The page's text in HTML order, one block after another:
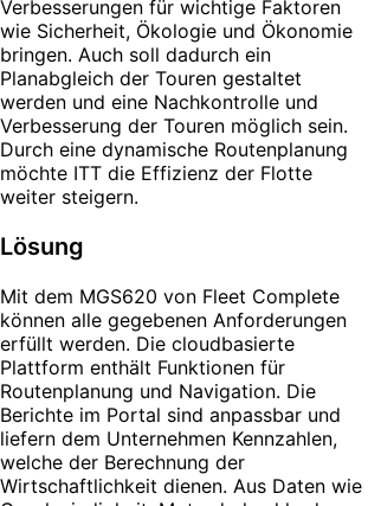
Verbesserungen für wichtige Faktoren
wie Sicherheit, Ökologie und Ökonomie
bringen. Auch soll dadurch ein
Planabgleich der Touren gestaltet
werden und eine Nachkontrolle und
Verbesserung der Touren möglich sein.
Durch eine dynamische Routenplanung
möchte ITT die Effizienz der Flotte
weiter steigern.
Lösung
Mit dem MGS620 von Fleet Complete
können alle gegebenen Anforderungen
erfüllt werden. Die cloudbasierte
Plattform enthält Funktionen für
Routenplanung und Navigation. Die
Berichte im Portal sind anpassbar und
liefern dem Unternehmen Kennzahlen,
welche der Berechnung der
Wirtschaftlichkeit dienen. Aus Daten wie